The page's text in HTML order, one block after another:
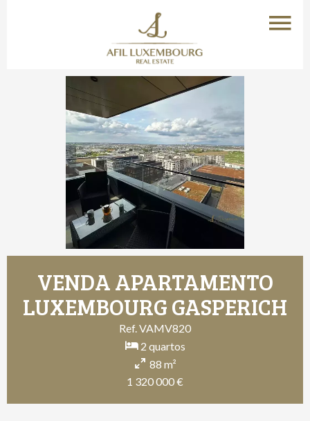
VENDA APARTAMENTO
LUXEMBOURG GASPERICH
Ref. VAMV820
2 quartos
88 m²
1 320 000 €